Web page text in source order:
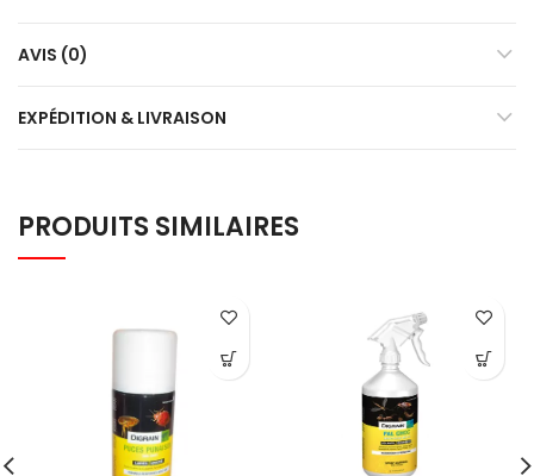
AVIS (0)
EXPÉDITION & LIVRAISON
PRODUITS SIMILAIRES